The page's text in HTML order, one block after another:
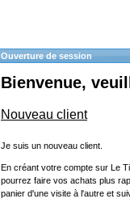
Ouverture de session
Bienvenue,
Nouveau client
Je suis un nouveau client.
En créant votre compte sur Le
pourrez faire vos achats plus
panier d'une visite à l'autre et